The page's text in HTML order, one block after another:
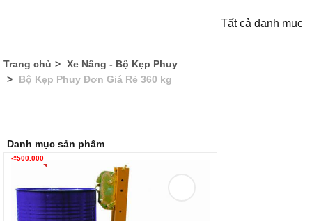
Tất cả danh mục
Trang chủ
Xe Nâng - Bộ Kẹp Phuy
Bộ Kẹp Phuy Đơn Giá Rẻ 360 kg
Danh mục sản phẩm
-₫500.000